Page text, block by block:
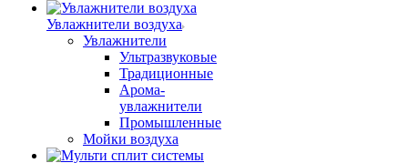
Увлажнители воздуха
Увлажнители
Ультразвуковые
Традиционные
Арома-
увлажнители
Промышленные
Мойки воздуха